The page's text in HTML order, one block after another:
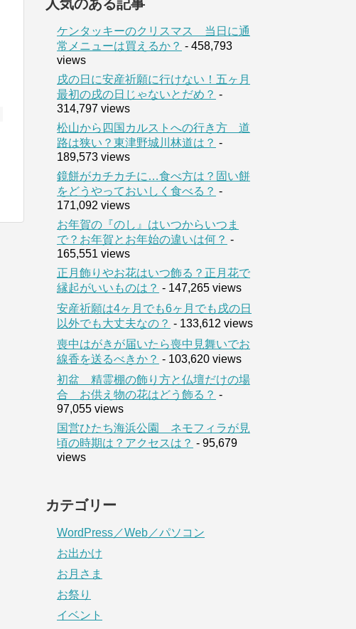
人気のある記事
ケンタッキーのクリスマス 当日に通
常メニューは買えるか？ - 458,793
views
戌の日に安産祈願に行けない！五ヶ月
最初の戌の日じゃないとだめ？ -
314,797 views
松山から四国カルストへの行き方 道
路は狭い？東津野城川林道は？ -
189,573 views
鏡餅がカチカチに…食べ方は？固い餅
をどうやっておいしく食べる？ -
171,092 views
お年賀の『のし』はいつからいつま
で？お年賀とお年始の違いは何？ -
165,551 views
正月飾りやお花はいつ飾る？正月花で
縁起がいいものは？ - 147,265 views
安産祈願は4ヶ月でも6ヶ月でも戌の日
以外でも大丈夫なの？ - 133,612 views
喪中はがきが届いたら喪中見舞いでお
線香を送るべきか？ - 103,620 views
初盆 精霊棚の飾り方と仏壇だけの場
合 お供え物の花はどう飾る？ -
97,055 views
国営ひたち海浜公園 ネモフィラが見
頃の時期は？アクセスは？ - 95,679
views
カテゴリー
WordPress／Web／パソコン
お出かけ
お月さま
お祭り
イベント